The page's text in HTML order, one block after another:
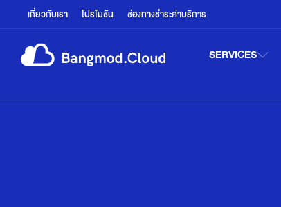
เกี่ยวกับเรา โปรโมชัน ช่องทางชำระค่าบริการ
SERVICES